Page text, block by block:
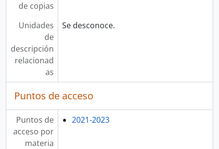
de copias
Unidades
de
descripción
relacionad
as
Se desconoce.
Puntos de acceso
Puntos de
acceso por
materia
2021-2023